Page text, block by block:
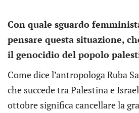
Con quale sguardo
pensare questa situazione,
il genocidio del popolo
Come dice l’antropologa Ruba
che succede tra Palestina e
ottobre significa cancellare la